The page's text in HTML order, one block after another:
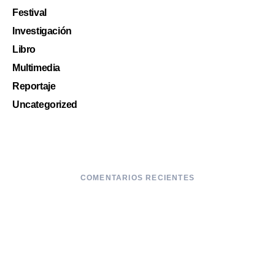
Festival
Investigación
Libro
Multimedia
Reportaje
Uncategorized
COMENTARIOS RECIENTES